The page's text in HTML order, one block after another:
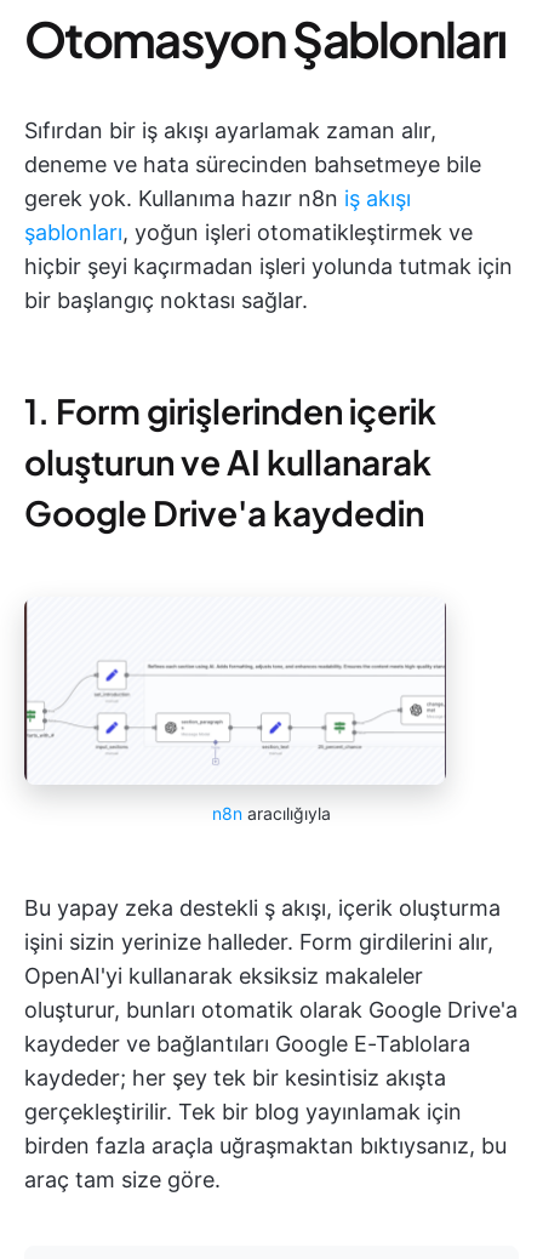
Otomasyon Şablonları
Sıfırdan bir iş akışı ayarlamak zaman alır,
deneme ve hata sürecinden bahsetmeye bile
gerek yok. Kullanıma hazır n8n iş akışı
şablonları, yoğun işleri otomatikleştirmek ve
hiçbir şeyi kaçırmadan işleri yolunda tutmak için
bir başlangıç noktası sağlar.
1. Form girişlerinden içerik
oluşturun ve AI kullanarak
Google Drive'a kaydedin
n8n aracılığıyla
Bu yapay zeka destekli ş akışı, içerik oluşturma
işini sizin yerinize halleder. Form girdilerini alır,
OpenAI'yi kullanarak eksiksiz makaleler
oluşturur, bunları otomatik olarak Google Drive'a
kaydeder ve bağlantıları Google E-Tablolara
kaydeder; her şey tek bir kesintisiz akışta
gerçekleştirilir. Tek bir blog yayınlamak için
birden fazla araçla uğraşmaktan bıktıysanız, bu
araç tam size göre.